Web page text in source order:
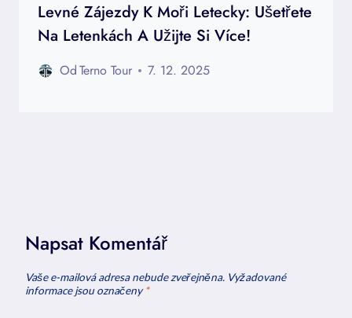
Levné Zájezdy K Moři Letecky: Ušetřete
Na Letenkách A Užijte Si Více!
OdTerno Tour 7. 12. 2025
Napsat Komentář
Vaše e-mailová adresa nebude zveřejněna. Vyžadované
informace jsou označeny*